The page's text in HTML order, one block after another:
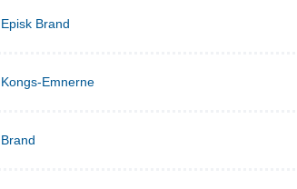
Episk Brand
Kongs-Emnerne
Brand